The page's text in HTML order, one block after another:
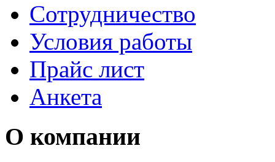
Сотрудничество
Условия работы
Прайс лист
Анкета
О компании